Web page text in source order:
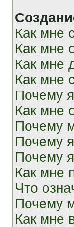
Как мне
Как мне
Как мне
Как мне
Почему
Как мне
Почему
Почему
Почему
Как мне
Что
Почему
Как мне